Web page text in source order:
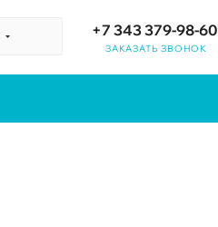
+7 343 379-98-60
ЗАКАЗАТЬ ЗВОНОК